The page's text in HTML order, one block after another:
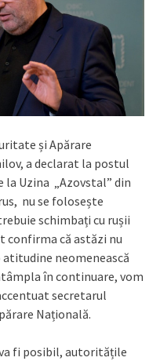
și Apărare
a declarat la postul
la Uzina „Azovstal” din
nu se folosește
schimbați cu rușii
confirma că astăzi nu
neomenească
în continuare, vom
secretarul
Națională.
fi posibil, autoritățile